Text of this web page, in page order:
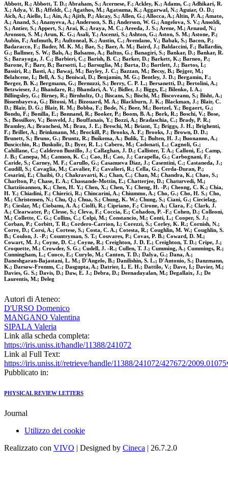
Abbott, R.; Abbott, T. D.; Abraham, S.; Acernese, F.; Ackley, K.; Adams, C.; Adhikari, R.
X.; Adya, V. B.; Affeldt, C.; Agathos, M.; Agatsuma, K.; Aggarwal, N.; Aguiar, O. D.;
Aich, A.; Aiello, L.; Ain, A.; Ajith, P.; Akcay, S.; Allen, G.; Allocca, A.; Altin, P. A.; Amato,
A.; Anand, S.; Ananyeva, A.; Anderson, S. B.; Anderson, W. G.; Angelova, S. V.; Ansoldi,
S.; Antier, S.; Appert, S.; Arai, K.; Araya, M. C.; Areeda, J. S.; Arene, M.; Arnaud, N.;
Aronson, S. M.; Arun, K. G.; Asali, Y.; Ascenzi, S.; Ashton, G.; Aston, S. M.; Astone, P.;
Aubin, F.; Aufmuth, P.; Aultoneal, K.; Austin, C.; Avendano, V.; Babak, S.; Bacon, P.;
Badaracco, F.; Bader, M. K. M.; Bae, S.; Baer, A. M.; Baird, J.; Baldaccini, F.; Ballardin,
G.; Ballmer, S. W.; Bals, A.; Balsamo, A.; Baltus, G.; Banagiri, S.; Bankar, D.; Bankar, R.
S.; Barayoga, J. C.; Barbieri, C.; Barish, B. C.; Barker, D.; Barkett, K.; Barneo, P.;
Barone, F.; Barr, B.; Barsotti, L.; Barsuglia, M.; Barta, D.; Bartlett, J.; Bartos, I.;
Bassiri, R.; Basti, A.; Bawaj, M.; Bayley, J. C.; Bazzan, M.; Becsy, B.; Bejger, M.;
Belahcene, I.; Bell, A. S.; Beniwal, D.; Benjamin, M. G.; Bentley, J. D.; Bergamin, F.;
Berger, B. K.; Bergmann, G.; Bernuzzi, S.; Berry, C. P. L.; Bersanetti, D.; Bertolini, A.;
Betzwieser, J.; Bhandare, R.; Bhandari, A. V.; Bidler, J.; Biggs, E.; Bilenko, I. A.;
Billingsley, G.; Birney, R.; Birnholtz, O.; Biscans, S.; Bischi, M.; Biscoveanu, S.; Bisht, A.;
Bissenbayeva, G.; Bitossi, M.; Bizouard, M. A.; Blackburn, J. K.; Blackman, J.; Blair, C.
D.; Blair, D. G.; Blair, R. M.; Bobba, F.; Bode, N.; Boer, M.; Boetzel, Y.; Bogaert, G.;
Bondu, F.; Bonilla, E.; Bonnand, R.; Booker, P.; Boom, B. A.; Bork, R.; Boschi, V.; Bose,
S.; Bossilkov, V.; Bosveld, J.; Bouffanais, Y.; Bozzi, A.; Bradaschia, C.; Brady, P. R.;
Bramley, A.; Branchesi, M.; Brau, J. E.; Breschi, M.; Briant, T.; Briggs, J. H.; Brighenti,
F.; Brillet, A.; Brinkmann, M.; Brockill, P.; Brooks, A. F.; Brooks, J.; Brown, D. D.;
Brunett, S.; Bruno, G.; Bruntz, R.; Buikema, A.; Bulik, T.; Bulten, H. J.; Buonanno, A.;
Buscicchio, R.; Buskulic, D.; Byer, R. L.; Cabero, M.; Cadonati, L.; Cagnoli, G.;
Cahillane, C.; Calderon Bustillo, J.; Callaghan, J. D.; Callister, T. A.; Calloni, E.; Camp,
J. B.; Canepa, M.; Cannon, K. C.; Cao, H.; Cao, J.; Carapella, G.; Carbognani, F.;
Caride, S.; Carney, M. F.; Carullo, G.; Casanueva Diaz, J.; Casentini, C.; Castaneda, J.;
Caudill, S.; Cavaglia, M.; Cavalier, F.; Cavalieri, R.; Cella, G.; Cerda-Duran, P.;
Cesarini, E.; Chaibi, O.; Chakravarti, K.; Chan, C.; Chan, M.; Chandra, K.; Chao, S.;
Charlton, P.; Chase, E. A.; Chassande-Mottin, E.; Chatterjee, D.; Chaturvedi, M.;
Chatziioannou, K.; Chen, H. Y.; Chen, X.; Chen, Y.; Cheng, H. -P.; Cheong, C. K.; Chia,
H. Y.; Chiadini, F.; Chierici, R.; Chincarini, A.; Chiummo, A.; Cho, G.; Cho, H. S.; Cho,
M.; Christensen, N.; Chu, Q.; Chua, S.; Chung, K. W.; Chung, S.; Ciani, G.; Ciecielag,
P.; Cieslar, M.; Ciobanu, A. A.; Ciolfi, R.; Cipriano, F.; Cirone, A.; Clara, F.; Clark, J.
A.; Clearwater, P.; Clesse, S.; Cleva, F.; Coccia, E.; Cohadon, P. -F.; Cohen, D.; Colleoni,
M.; Collette, C. G.; Collins, C.; Colpi, M.; Constancio, M.; Conti, L.; Cooper, S. J.;
Corban, P.; Corbitt, T. R.; Cordero-Carrion, I.; Corezzi, S.; Corley, K. R.; Cornish, N.;
Corre, D.; Corsi, A.; Cortese, S.; Costa, C. A.; Cotesta, R.; Coughlin, M. W.; Coughlin, S.
B.; Coulon, J. -P.; Countryman, S. T.; Couvares, P.; Covas, P. B.; Coward, D. M.;
Cowart, M. J.; Coyne, D. C.; Coyne, R.; Creighton, J. D. E.; Creighton, T. D.; Cripe, J.;
Croquette, M.; Crowder, S. G.; Cudell, J. -R.; Cullen, T. J.; Cumming, A.; Cummings, R.;
Cunningham, L.; Cuoco, E.; Curylo, M.; Canton, T. D.; Dalya, G.; Dana, A.;
Daneshgaran-Bajastani, L. M.; D'Angelo, B.; Danilishin, S. L.; D'Antonio, S.; Danzmann,
K.; Darsow-Fromm, C.; Dasgupta, A.; Datrier, L. E. H.; Dattilo, V.; Dave, I.; Davier, M.;
Davies, G. S.; Davis, D.; Daw, E. J.; Debra, D.; Deenadayalan, M.; Degallaix, J.; De
Laurentis, M.; Deleg
Autori di Ateneo:
D'URSO Domenico
MANGANO Valentina
SIPALA Valeria
Link alla scheda completa:
https://iris.uniss.it/handle/11388/241072
Link al Full Text:
https://iris.uniss.it//retrieve/handle/11388/241072/427672/
Pubblicato in:
PHYSICAL REVIEW LETTERS
Journal
Utilizzo dei cookie
Realizzato con VIVO | Designed by Cineca | 26.7.2.0